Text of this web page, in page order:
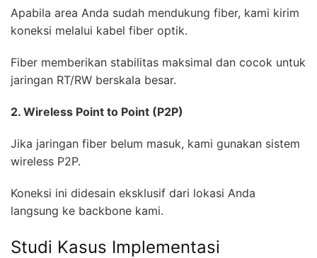
Apabila area Anda sudah mendukung fiber, kami kirim
koneksi melalui kabel fiber optik.
Fiber memberikan stabilitas maksimal dan cocok untuk
jaringan RT/RW berskala besar.
2. Wireless Point to Point (P2P)
Jika jaringan fiber belum masuk, kami gunakan sistem
wireless P2P.
Koneksi ini didesain eksklusif dari lokasi Anda
langsung ke backbone kami.
Studi Kasus Implementasi